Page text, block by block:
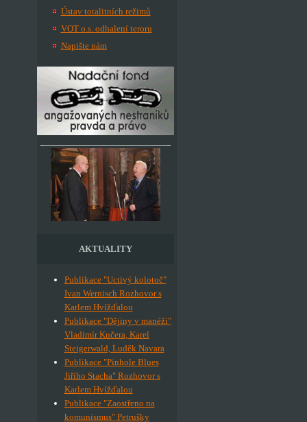
Ústav totalitních režimů
VOT o.s. odhalení teroru
Napište nám
AKTUALITY
Publikace "Uctivý kolotoč"
Ivan Wernisch Rozhovor s
Karlem Hvížďalou
Publikace "Dějiny v manéži"
Vladimír Kučera, Karel
Steigerwald, Luděk Navara
Publikace "Pinhole Blues
Jiřího Stacha" Rozhovor s
Karlem Hvížďalou
Publikace "Zaostřeno na
komunismus" Petrušky